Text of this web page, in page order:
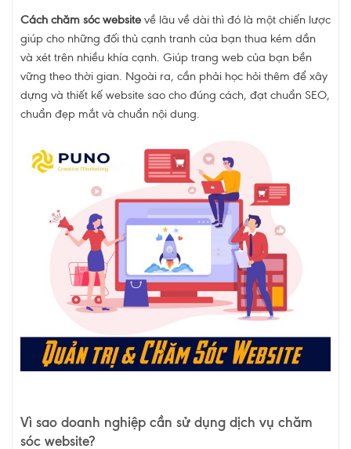
Cách chăm sóc website về lâu về dài thì đó là một chiến lược
giúp cho những đối thủ cạnh tranh của bạn thua kém dần
và xét trên nhiều khía cạnh. Giúp trang web của bạn bền
vững theo thời gian. Ngoài ra, cần phải học hỏi thêm để xây
dựng và thiết kế website sao cho đúng cách, đạt chuẩn SEO,
chuẩn đẹp mắt và chuẩn nội dung.
Vì sao doanh nghiệp cần sử dụng dịch vụ chăm
sóc website?